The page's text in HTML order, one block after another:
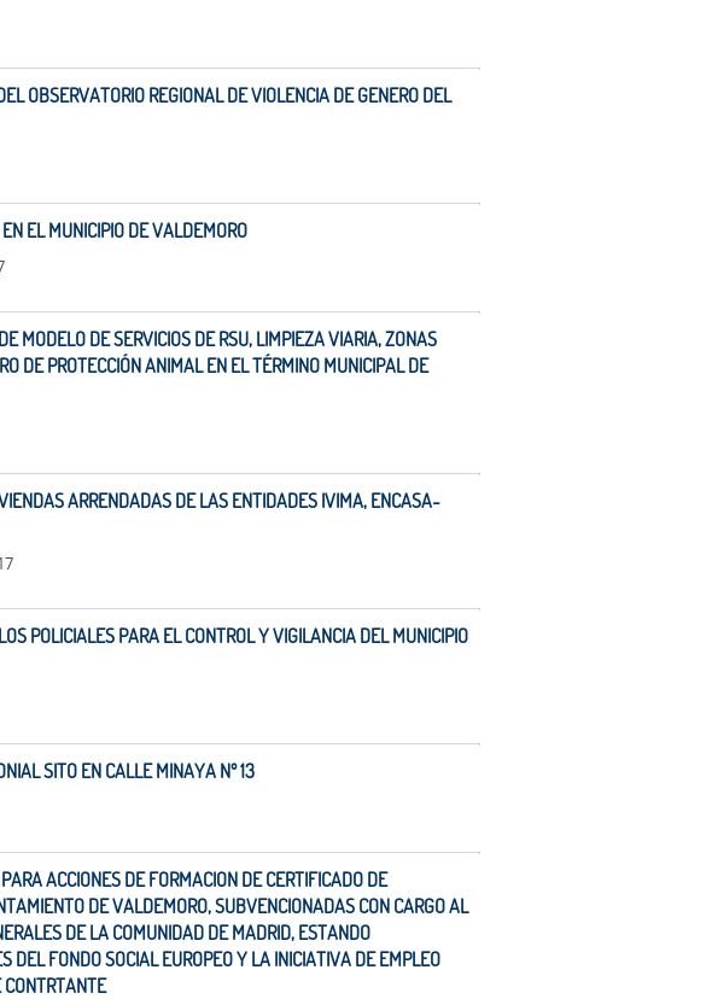
OBSERVATORIO REGIONAL DE VIOLENCIA DE GENERO DEL
EL MUNICIPIO DE VALDEMORO
MODELO DE SERVICIOS DE RSU, LIMPIEZA VIARIA, ZONAS
DE PROTECCIÓN ANIMAL EN EL TÉRMINO MUNICIPAL DE
ARRENDADAS DE LAS ENTIDADES IVIMA, ENCASA-
POLICIALES PARA EL CONTROL Y VIGILANCIA DEL MUNICIPIO
SITO EN CALLE MINAYA Nº 13
ACCIONES DE FORMACION DE CERTIFICADO DE
DE VALDEMORO, SUBVENCIONADAS CON CARGO AL
DE LA COMUNIDAD DE MADRID, ESTANDO
DEL FONDO SOCIAL EUROPEO Y LA INICIATIVA DE EMPLEO